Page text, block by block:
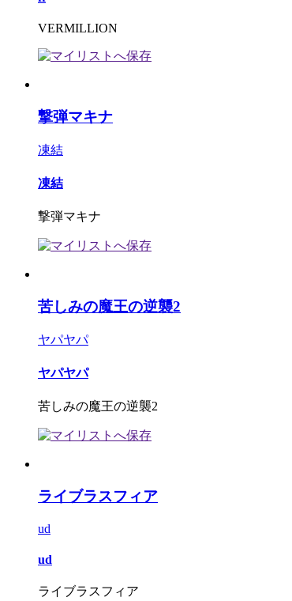
VERMILLION
撃弾マキナ
凍結
凍結
撃弾マキナ
苦しみの魔王の逆襲2
ヤパヤパ
ヤパヤパ
苦しみの魔王の逆襲2
ライブラスフィア
ud
ud
ライブラスフィア